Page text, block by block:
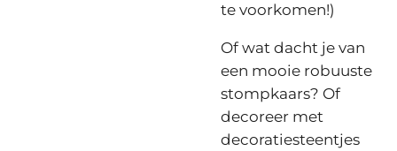
te voorkomen!)
Of wat dacht je van
een mooie robuuste
stompkaars? Of
decoreer met
decoratiesteentjes